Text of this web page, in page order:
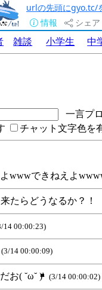
urlの先頭にgyo.tc/
情報
シェア